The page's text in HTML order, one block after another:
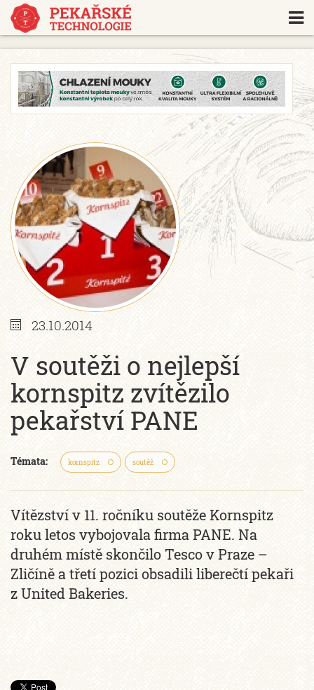
https://www.traditionrolex.com/18
23.10.2014
V soutěži o nejlepší
kornspitz zvítězilo
pekařství PANE
Témata: kornspitz soutěž
Vítězství v 11. ročníku soutěže Kornspitz
roku letos vybojovala firma PANE. Na
druhém místě skončilo Tesco v Praze –
Zličíně a třetí pozici obsadili liberečtí pekaři
z United Bakeries.